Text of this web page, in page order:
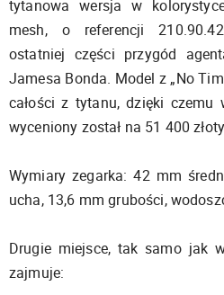
tytanowa wersja w
mesh, o referencji
ostatniej części przygód
Jamesa Bonda. Model z „No
całości z tytanu, dzięki czemu
wyceniony został na 51 400
Wymiary zegarka: 42 mm
ucha, 13,6 mm grubości,
Drugie miejsce, tak samo jak
zajmuje: